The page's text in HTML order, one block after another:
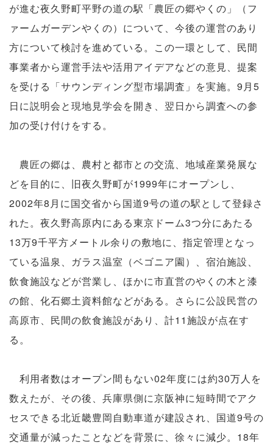
が進む夜久野町平野の道の駅「農匠の郷やくの」（フ
ァームガーデンやくの）について、今後の運営のあり
方について検討を進めている。この一環として、民間
事業者から運営手法や活用アイデアなどの意見、提案
を受ける「サウンディング型市場調査」を実施。9月5
日に説明会と現地見学会を開き、翌日から調査への参
加の受け付けをする。
農匠の郷は、農村と都市との交流、地域産業発展な
どを目的に、旧夜久野町が1999年にオープンし、
2002年8月に国交省から国道9号の道の駅として登録さ
れた。夜久野高原内にある東京ドーム3つ分にあたる
13万9千平方メートル余りの敷地に、指定管理となっ
ている温泉、ガラス温室（ベゴニア園）、宿泊施設、
飲食施設などが営業し、ほかに市直営のやくの木と漆
の館、化石郷土資料館などがある。さらに公設民営の
高原市、民間の飲食施設があり、計11施設が点在す
る。
利用者数はオープン間もない02年度には約30万人を
数えたが、その後、兵庫県側に京阪神に短時間でアク
セスできる北近畿豊岡自動車道が建設され、国道9号の
交通量が減ったことなどを背景に、徐々に減少。18年